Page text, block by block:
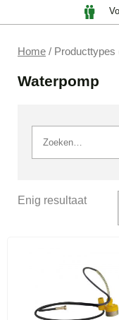
Home / Producttypes
Waterpomp
Enig resultaat